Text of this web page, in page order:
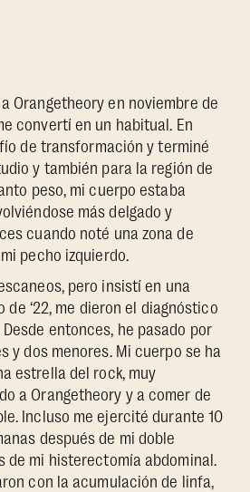
Orangetheory en noviembre de
convertí en un habitual. En
de transformación y terminé
y también para la región de
peso, mi cuerpo estaba
más delgado y
cuando noté una zona de
pecho izquierdo.
pero insistí en una
de ‘22, me dieron el diagnóstico
entonces, he pasado por
y dos menores. Mi cuerpo se ha
estrella del rock, muy
a Orangetheory y a comer de
Incluso me ejercité durante 10
después de mi doble
de mi histerectomía abdominal.
con la acumulación de linfa,